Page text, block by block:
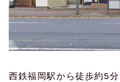
西鉄福岡駅から徒歩約5